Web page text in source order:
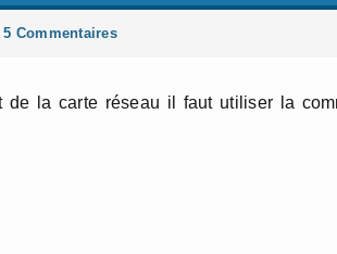
5 Commentaires
de la carte réseau il faut utiliser la